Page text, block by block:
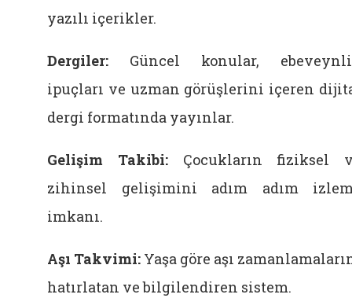
yazılı içerikler.
Dergiler: Güncel konular,
ipuçları ve uzman görüşlerini içeren
dergi formatında yayınlar.
Gelişim Takibi:Çocukların fiziksel
zihinsel gelişimini adım adım
imkanı.
Aşı Takvimi: Yaşa göre aşı
hatırlatan ve bilgilendiren sistem.